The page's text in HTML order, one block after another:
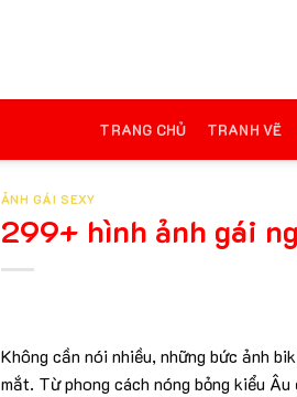
TRANG CHỦ TRANH VẼ
ẢNH GÁI SEXY
299+ hình ảnh gái
Không cần nói nhiều, những bức ảnh
mắt. Từ phong cách nóng bỏng kiểu